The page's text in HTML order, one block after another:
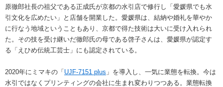
原徹郎社長の祖父である正成氏が京都の水引店で修行し「愛媛県でも水
引文化を広めたい」と店舗を開業した。愛媛県は、結納や婚礼を華やか
に行なう地域ということもあり、京都で得た技術は大いに受け入れられ
た。その技を受け継いだ徹郎氏の母である啓子さんは、愛媛県が認定す
る「えひめ伝統工芸士」にも認定されている。
2020年にミマキの「 UJF-7151 plus 」を導入し、一気に業態を転換。今は
水引ではなくプリンティングの会社に生まれ変わりつつある。業態転換